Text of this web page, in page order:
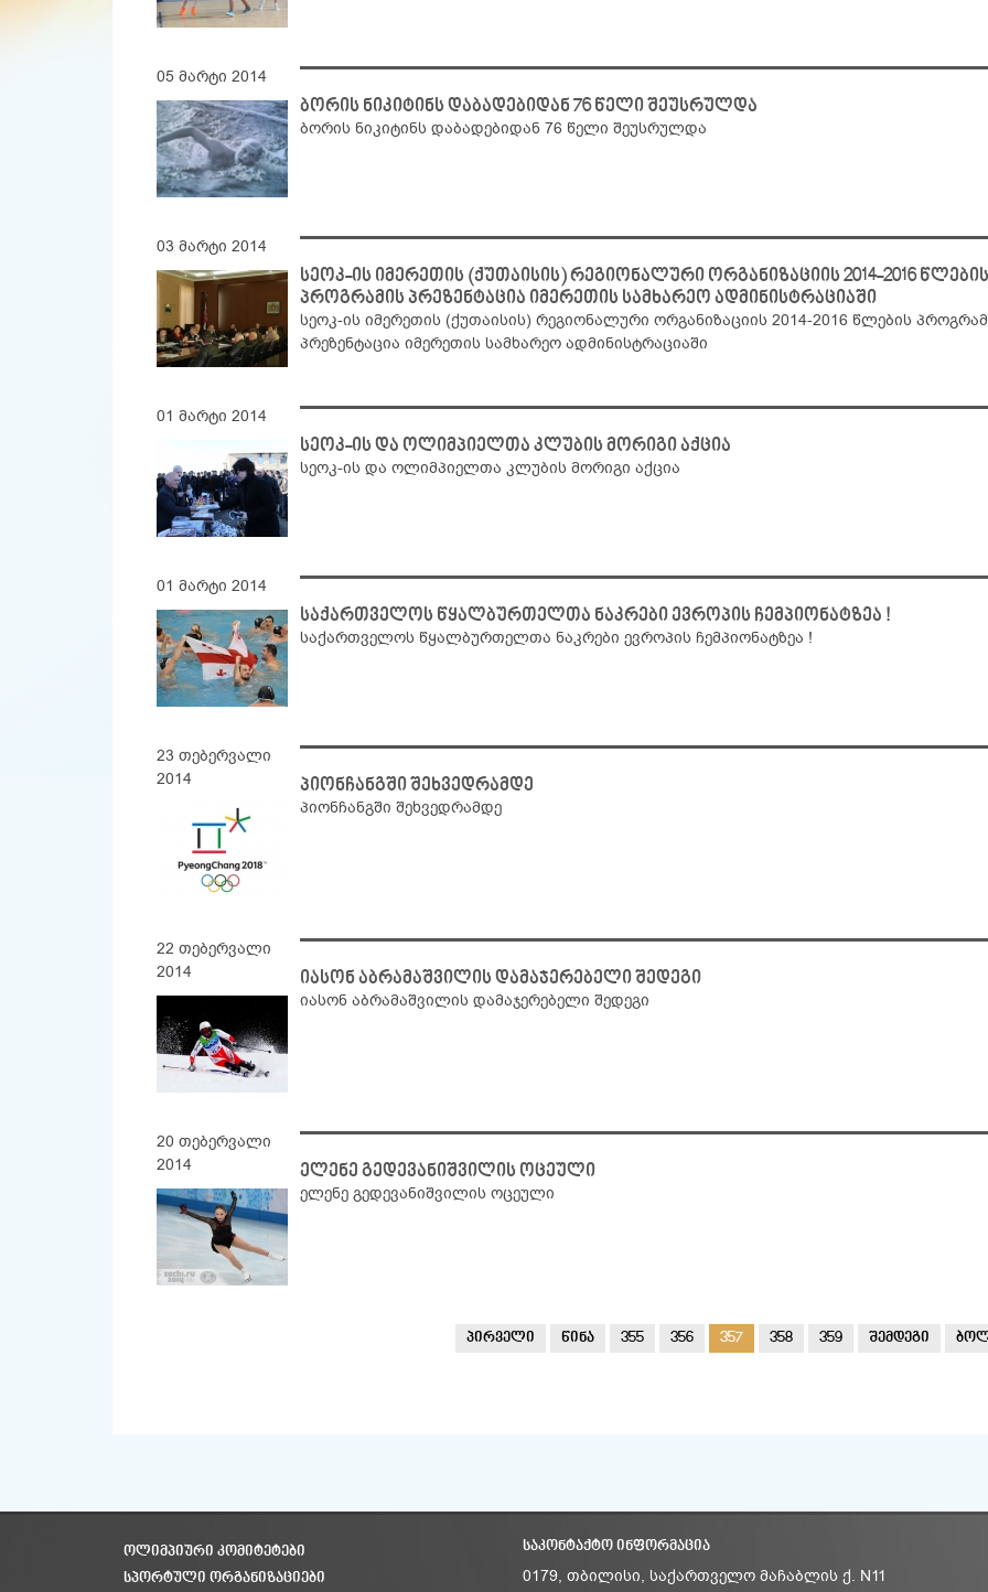
05 მარტი 2014
ბორის ნიკიტინს დაბადებიდან 76 წელი შეუსრულდა
ბორის ნიკიტინს დაბადებიდან 76 წელი შეუსრულდა
03 მარტი 2014
სეოკ-ის იმერეთის (ქუთაისის) რეგიონალური ორგანიზაციის 2014-2016 წლების
პროგრამის პრეზენტაცია იმერეთის სამხარეო ადმინისტრაციაში
სეოკ-ის იმერეთის (ქუთაისის) რეგიონალური ორგანიზაციის 2014-2016 წლების
პრეზენტაცია იმერეთის სამხარეო ადმინისტრაციაში
01 მარტი 2014
სეოკ-ის და ოლიმპიელთა კლუბის მორიგი აქცია
სეოკ-ის და ოლიმპიელთა კლუბის მორიგი აქცია
01 მარტი 2014
საქართველოს წყალბურთელთა ნაკრები ევროპის ჩემპიონატზეა !
საქართველოს წყალბურთელთა ნაკრები ევროპის ჩემპიონატზეა !
23 თებერვალი
2014
პიონჩანგში შეხვედრამდე
პიონჩანგში შეხვედრამდე
22 თებერვალი
2014
იასონ აბრამაშვილის დამაჯერებელი შედეგი
იასონ აბრამაშვილის დამაჯერებელი შედეგი
20 თებერვალი
2014
ელენე გედევანიშვილის ოცეული
ელენე გედევანიშვილის ოცეული
პირველი წინა 355 356 357 358 359 შემდეგი
ᲝᲚᲘᲛᲞᲘᲣᲠᲘ ᲙᲝᲛᲘᲢᲔᲢᲔᲑᲘ
ᲡᲞᲝᲠᲢᲣᲚᲘ ᲝᲠᲒᲐᲜᲘᲖᲐᲪᲘᲔᲑᲘ
ᲡᲐᲙᲝᲜᲢᲐᲥᲢᲝ ᲘᲜᲤᲝᲠᲛᲐᲪᲘᲐ
0179, თბილისი, საქართველო მაჩაბლის ქ. N11